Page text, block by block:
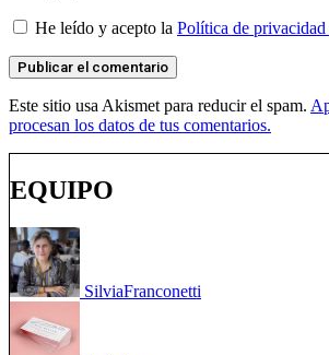
He leído y acepto la Política de privacidad
Este sitio usa Akismet para reducir el spam.
procesan los datos de tus comentarios.
EQUIPO
SilviaFranconetti